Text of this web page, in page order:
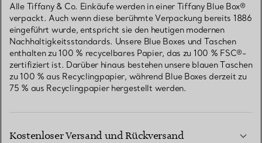
Alle Tiffany & Co. Einkäufe werden in einer Tiffany Blue Box®
verpackt. Auch wenn diese berühmte Verpackung bereits 1886
eingeführt wurde, entspricht sie den heutigen modernen
Nachhaltigkeitsstandards. Unsere Blue Boxes und Taschen
enthalten zu 100 % recycelbares Papier, das zu 100 % FSC®-
zertifiziert ist. Darüber hinaus bestehen unsere blauen Taschen
zu 100 % aus Recyclingpapier, während Blue Boxes derzeit zu
75 % aus Recyclingpapier hergestellt werden.
Kostenloser Versand und Rückversand